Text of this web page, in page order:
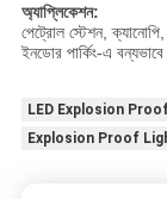
অ্যাপ্লিকেশন:
পেট্রোল স্টেশন, ক্যানোপি,
ইনডোর পার্কিং-এ
LED Explosion
Explosion Proof